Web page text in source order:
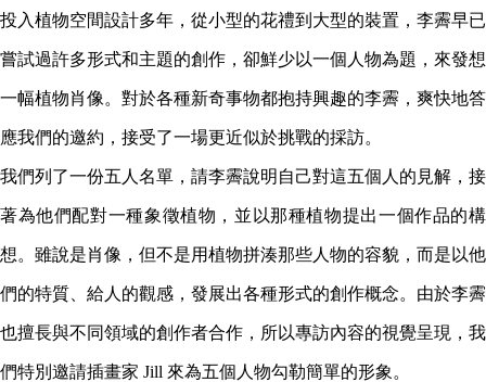
投入植物空間設計多年，從小型的花禮到大型的裝置，李霽早已
嘗試過許多形式和主題的創作，卻鮮少以一個人物為題，來發想
一幅植物肖像。對於各種新奇事物都抱持興趣的李霽，爽快地答
應我們的邀約，接受了一場更近似於挑戰的採訪。
我們列了一份五人名單，請李霽說明自己對這五個人的見解，接
著為他們配對一種象徵植物，並以那種植物提出一個作品的構
想。雖說是肖像，但不是用植物拼湊那些人物的容貌，而是以他
們的特質、給人的觀感，發展出各種形式的創作概念。由於李霽
也擅長與不同領域的創作者合作，所以專訪內容的視覺呈現，我
們特別邀請插畫家 Jill 來為五個人物勾勒簡單的形象。